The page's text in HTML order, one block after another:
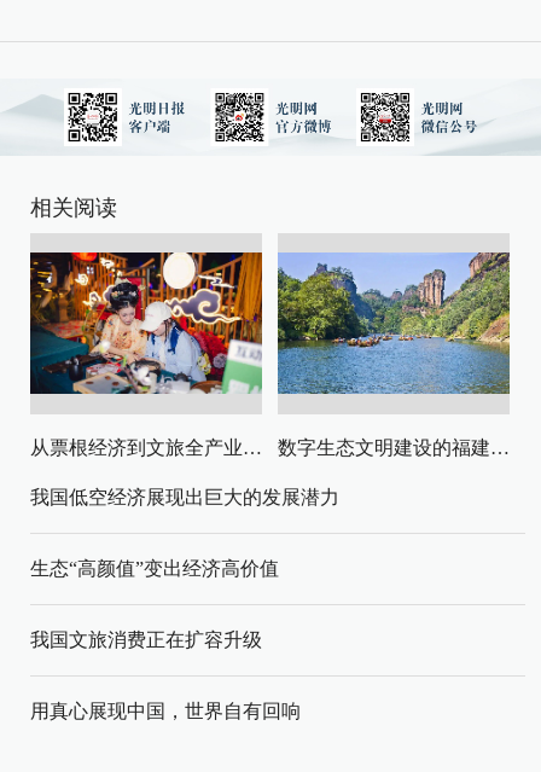
相关阅读
从票根经济到文旅全产业链升级 数字生态文明建设的福建路径与启示
我国低空经济展现出巨大的发展潜力
生态“高颜值”变出经济高价值
我国文旅消费正在扩容升级
用真心展现中国，世界自有回响